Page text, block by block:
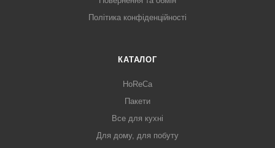
Політика конфіденційності
КАТАЛОГ
HoReCa
Пакети
Все для кухні
Для дому, для побуту